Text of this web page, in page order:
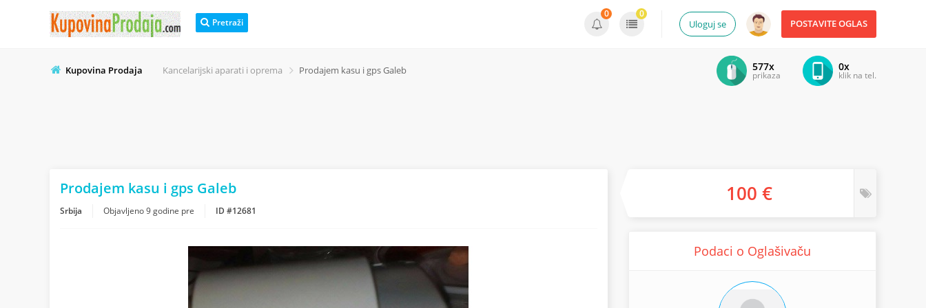
Pretraži POSTAVITE OGLAS
Uloguj se
0 0
Kupovina Prodaja Kancelarijski aparati i oprema Prodajem kasu i gps Galeb 0x
klik na tel.
577x
prikaza
Prodajem kasu i gps Galeb
Srbija Objavljeno9 godine pre ID #12681
100 €
Podaci o Oglašivaču